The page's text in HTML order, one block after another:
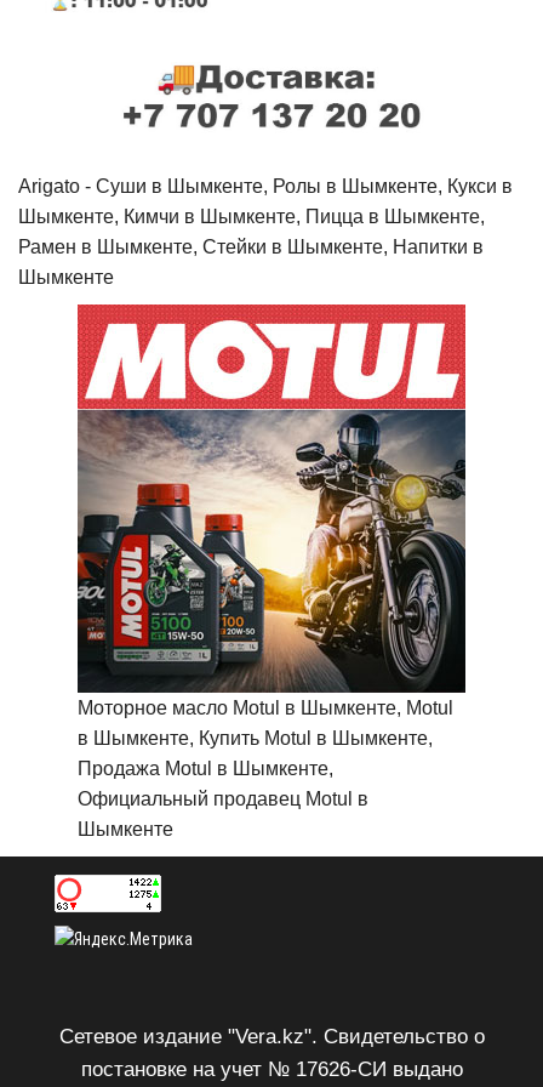
Arigato - Cуши в Шымкенте, Ролы в Шымкенте, Кукси в
Шымкенте, Кимчи в Шымкенте, Пицца в Шымкенте,
Рамен в Шымкенте, Стейки в Шымкенте, Напитки в
Шымкенте
Моторное масло Motul в Шымкенте, Motul
в Шымкенте, Купить Motul в Шымкенте,
Продажа Motul в Шымкенте,
Официальный продавец Motul в
Шымкенте
Сетевое издание "Vera.kz". Свидетельство о
постановке на учет № 17626-СИ выдано